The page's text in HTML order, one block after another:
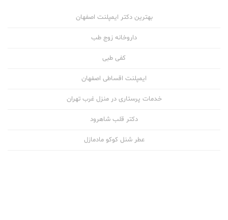
بهترین دکتر ایمپلنت اصفهان
داروخانه زوج طب
کفی طبی
ایمپلنت اقساطی اصفهان
خدمات پرستاری در منزل غرب تهران
دکتر قلب شاهرود
عطر شنل کوکو مادمازل